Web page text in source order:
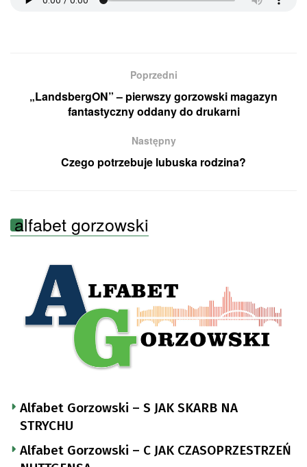
Poprzedni
„LandsbergON” – pierwszy gorzowski magazyn
fantastyczny oddany do drukarni
Następny
Czego potrzebuje lubuska rodzina?
alfabet gorzowski
Alfabet Gorzowski – S JAK SKARB NA
STRYCHU
Alfabet Gorzowski – C JAK CZASOPRZESTRZEŃ